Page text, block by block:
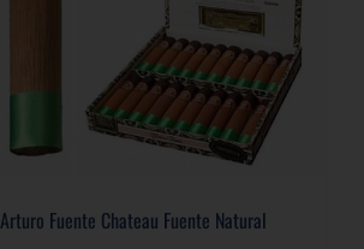
Arturo Fuente Chateau Fuente Natural